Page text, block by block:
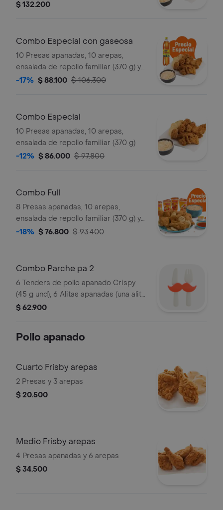
porción de yuca stick (10 und),
$ 132.200
Combo Especial con gaseosa
10 Presas apanadas, 10 arepas,
ensalada de repollo familiar (370 g) y
gaseosa (1.5 litros)
-17% $ 88.100 $ 106.300
Combo Especial
10 Presas apanadas, 10 arepas,
ensalada de repollo familiar (370 g)
-12% $ 86.000 $ 97.800
Combo Full
8 Presas apanadas, 10 arepas,
ensalada de repollo familiar (370 g) y
gaseosa (1.5 litros)
-18% $ 76.800 $ 93.400
Combo Parche pa 2
6 Tenders de pollo apanado Crispy
(45 g und), 6 Alitas apanadas (una alita
equivale a un trozo de ala), 2
sals
$ 62.900
Pollo apanado
Cuarto Frisby arepas
2 Presas y 3 arepas
$ 20.500
Medio Frisby arepas
4 Presas apanadas y 6 arepas
$ 34.500